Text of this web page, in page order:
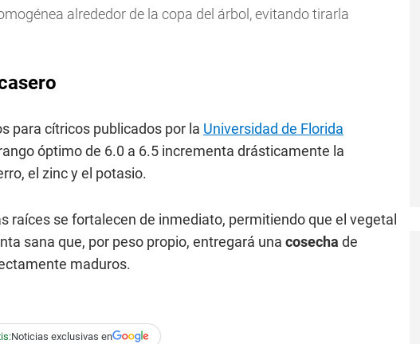
alrededor de la copa del árbol, evitando tirarla
para cítricos publicados por la Universidad de Florida
óptimo de 6.0 a 6.5 incrementa drásticamente la
el zinc y el potasio.
raíces se fortalecen de inmediato, permitiendo que el vegetal
sana que, por peso propio, entregará una cosecha de
maduros.
Noticias exclusivas en